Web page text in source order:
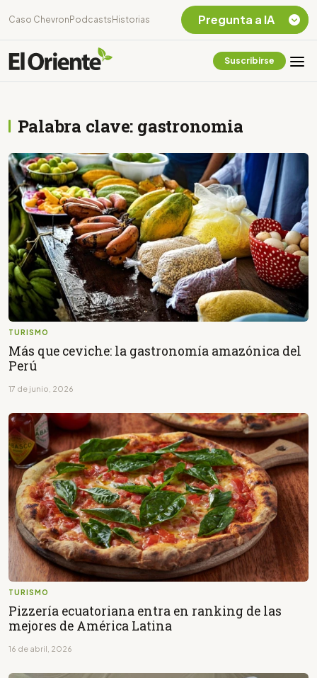
Caso Chevron Podcasts Historias
Suscribirse
Palabra clave: gastronomia
TURISMO
Más que ceviche: la gastronomía amazónica del
Perú
17 de junio, 2026
TURISMO
Pizzería ecuatoriana entra en ranking de las
mejores de América Latina
16 de abril, 2026
Pregunta a IA
Listar destinos
Amazonia Ecuatoriana
¿En que consiste la
tasa minera que rige en
Ecuador?